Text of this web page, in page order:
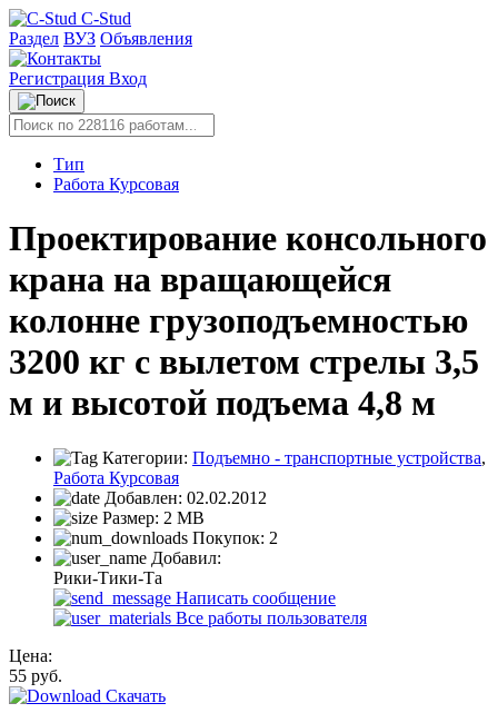
C-Stud
Раздел ВУЗ Объявления
Регистрация Вход
Тип
Работа Курсовая
Проектирование консольного
крана на вращающейся
колонне грузоподъемностью
3200 кг с вылетом стрелы 3,5
м и высотой подъема 4,8 м
Категории: Подъемно - транспортные устройства,
Работа Курсовая
Добавлен: 02.02.2012
Размер: 2 MB
Покупок: 2
Добавил:
Рики-Тики-Та
Написать сообщение
Все работы пользователя
Цена:
55 руб.
Скачать